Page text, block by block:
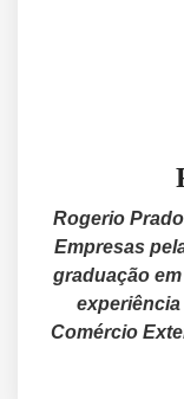
Rogerio
Empresas
graduação
Comércio